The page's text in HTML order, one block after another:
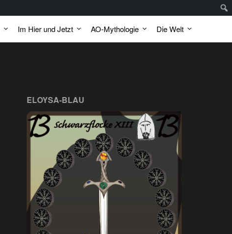
Im Hier und Jetzt AO-Mythologie Die Welt
ELOYSA-BLAU